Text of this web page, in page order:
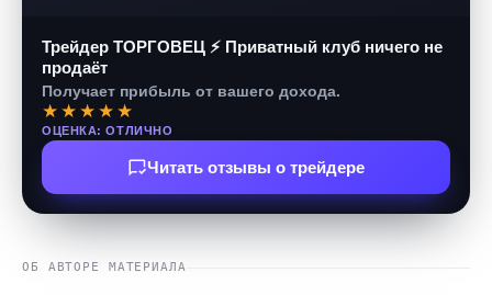
Трейдер ТОРГОВЕЦ ⚡ Приватный клуб ничего не
продаёт
Получает прибыль от вашего дохода.
★★★★★
ОЦЕНКА: ОТЛИЧНО
Читать отзывы о трейдере
ОБ АВТОРЕ МАТЕРИАЛА